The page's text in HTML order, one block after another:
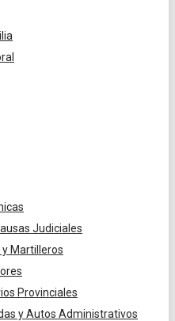
Judiciales
Martilleros
Provinciales
y Autos Administrativos